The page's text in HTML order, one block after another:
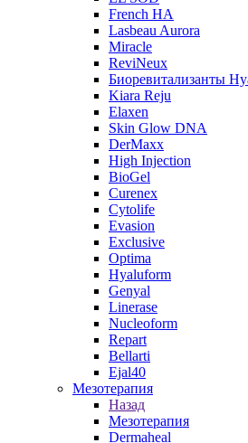
French HA
Lasbeau Aurora
Miracle
ReviNeux
Биоревитализанты
Kiara Reju
Elaxen
Skin Glow DNA
DerMaxx
High Injection
BioGel
Curenex
Cytolife
Evasion
Exclusive
Optima
Hyaluform
Genyal
Linerase
Nucleoform
Repart
Bellarti
Ejal40
Мезотерапия
Назад
Мезотерапия
Dermaheal